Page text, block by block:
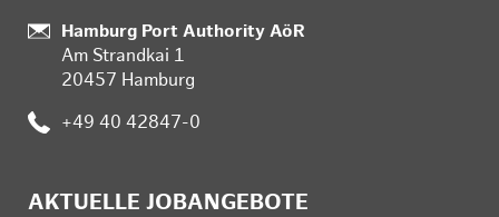
Standort:
Hamburg Port Authority AöR
Am Strandkai 1
20457 Hamburg
Telefon:
+49 40 42847-0
AKTUELLE JOBANGEBOTE